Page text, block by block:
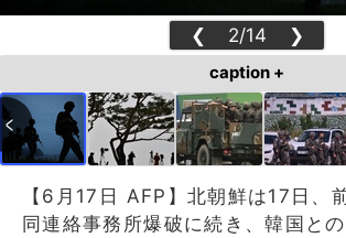
❮ 2/14 ❯
caption +
【6月17日 AFP】北朝鮮は17日、
同連絡事務所爆破に続き、韓国と